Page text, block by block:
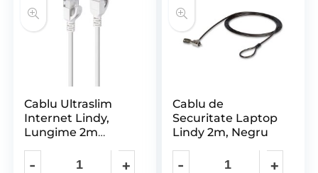
Cablu Ultraslim
Internet Lindy,
Lungime 2m
Lszh, Latime
Cablu de
Securitate Laptop
Lindy 2m, Negru